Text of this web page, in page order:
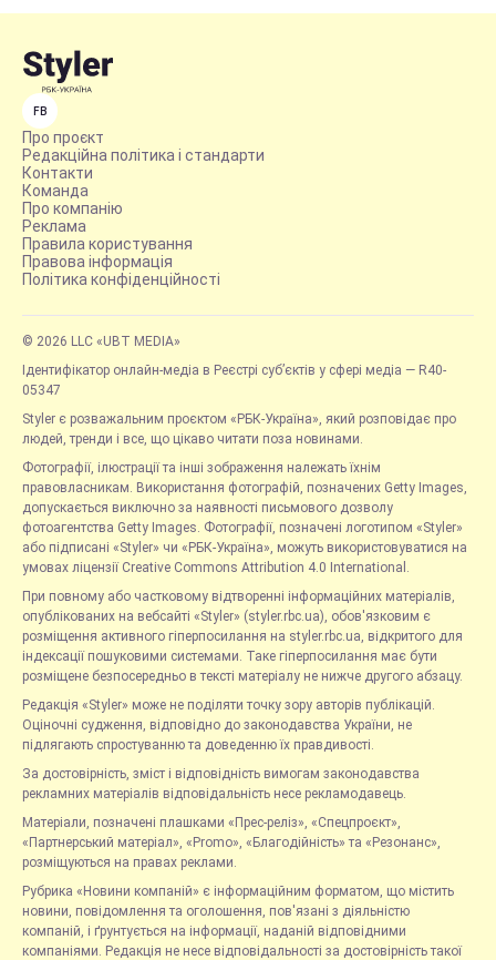
FB
Про проєкт
Редакційна політика і стандарти
Контакти
Команда
Про компанію
Реклама
Правила користування
Правова інформація
Політика конфіденційності
© 2026 LLC «UBT MEDIA»
Ідентифікатор онлайн-медіа в Реєстрі суб’єктів у сфері медіа — R40-
05347
Styler є розважальним проєктом «РБК-Україна», який розповідає про
людей, тренди і все, що цікаво читати поза новинами.
Фотографії, ілюстрації та інші зображення належать їхнім
правовласникам. Використання фотографій, позначених Getty Images,
допускається виключно за наявності письмового дозволу
фотоагентства Getty Images. Фотографії, позначені логотипом «Styler»
або підписані «Styler» чи «РБК-Україна», можуть використовуватися на
умовах ліцензії Creative Commons Attribution 4.0 International.
При повному або частковому відтворенні інформаційних матеріалів,
опублікованих на вебсайті «Styler» (styler.rbc.ua), обов'язковим є
розміщення активного гіперпосилання на styler.rbc.ua, відкритого для
індексації пошуковими системами. Таке гіперпосилання має бути
розміщене безпосередньо в тексті матеріалу не нижче другого абзацу.
Редакція «Styler» може не поділяти точку зору авторів публікацій.
Оціночні судження, відповідно до законодавства України, не
підлягають спростуванню та доведенню їх правдивості.
За достовірність, зміст і відповідність вимогам законодавства
рекламних матеріалів відповідальність несе рекламодавець.
Матеріали, позначені плашками «Прес-реліз», «Спецпроєкт»,
«Партнерський матеріал», «Promo», «Благодійність» та «Резонанс»,
розміщуються на правах реклами.
Рубрика «Новини компаній» є інформаційним форматом, що містить
новини, повідомлення та оголошення, пов'язані з діяльністю
компаній, і ґрунтується на інформації, наданій відповідними
компаніями. Редакція не несе відповідальності за достовірність такої